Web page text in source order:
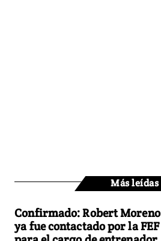
Más leídas
Confirmado: Robert Moreno
ya fue contactado por la FEF